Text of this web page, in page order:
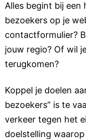
Alles begint bij een
bezoekers op je
contactformulier?
jouw regio? Of wil
terugkomen?
Koppel je doelen
bezoekers” is te
verkeer tegen het
doelstelling